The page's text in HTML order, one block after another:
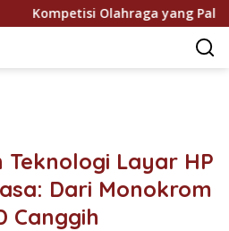
Olahraga yang Paling
Layar HP
Dari Monokrom
Canggih